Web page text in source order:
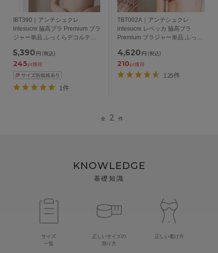
IBT390｜アンテシュクレ
intesucre 脇高ブラ Premium ブラ
ジャー単品 ふっくらデコルテメ
ー60/65/70/75cm
5,390 円 (税込)
245pt獲得
1件
TBT002A｜アンテシュクレ
intesucre レベッカ 脇高ブラ
Premium ブラジャー単品 ふっく
ABCDEFGHIJKカップ アンダー
60/65/70/75/80/85cm
4,620 円 (税込)
210pt獲得
125件
全 2 件
KNOWLEDGE
基礎知識
サイズ
一覧
正しいサイズの
測り方
正しい着け方